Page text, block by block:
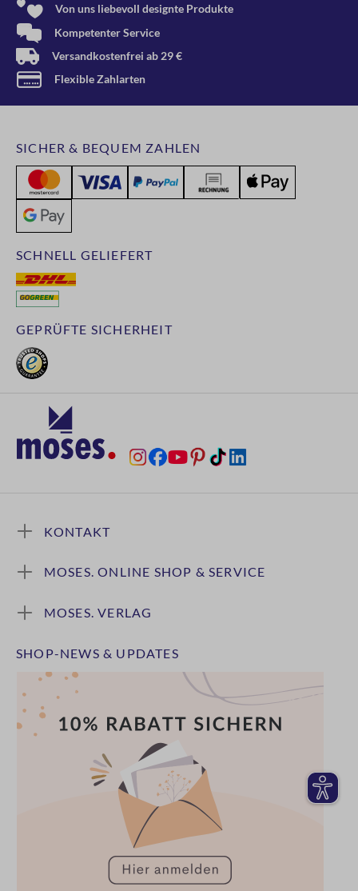
Von uns liebevoll designte Produkte
Kompetenter Service
Versandkostenfrei ab 29 €
Flexible Zahlarten
GEPRÜFTE SICHERHEIT
SCHNELL GELIEFERT
SICHER & BEQUEM ZAHLEN
KONTAKT
MOSES. ONLINE SHOP & SERVICE
MOSES. VERLAG
SHOP-NEWS & UPDATES